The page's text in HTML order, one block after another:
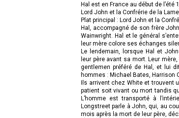
Hal est en France au début de
Lord John et la Confrérie de la Lame
Plat principal : Lord John et la
Hal, accompagné de son frère
Wainwright. Hal et le général
leur mère colore ses échanges
Le lendemain, lorsque Hal et
leur père avant sa mort. Leur
gentlemen préféré de Hal, et lui
hommes : Michael Bates, Harrison
Ils arrivent chez White et trouvent
patient soit vivant ou mort tandis
L’homme est transporté à
Longstreet parle à John, qui, au
mois après la mort de leur père,